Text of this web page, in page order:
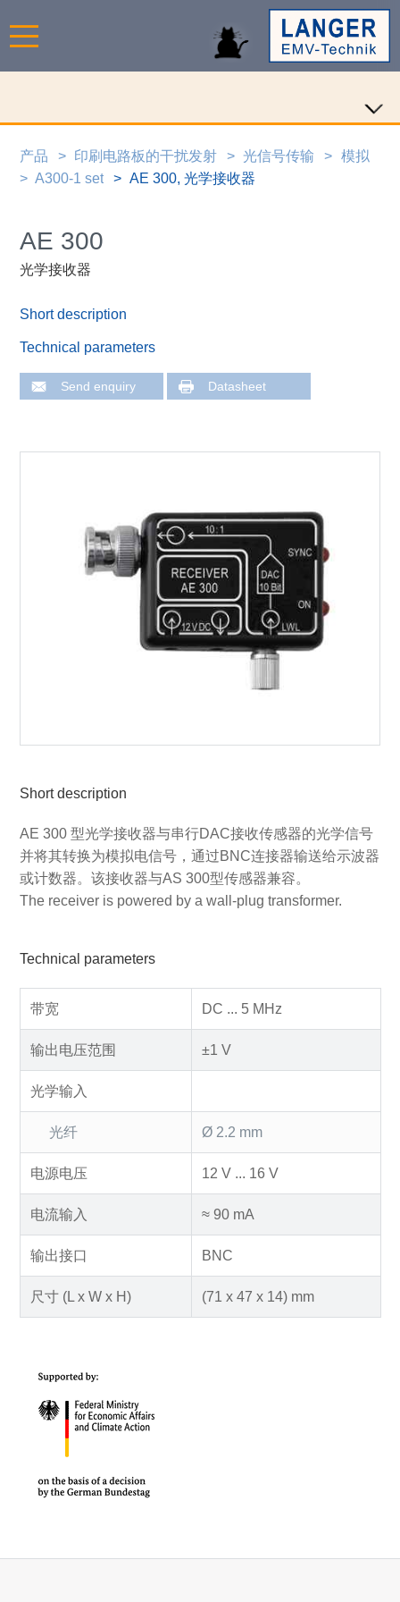
产品 印刷电路板的干扰发射 光信号传输
模拟
A300-1 set
AE 300, 光学接收器
AE 300
光学接收器
Short description
Technical parameters
Send enquiry Datasheet
Short description
AE 300 型光学接收器与串行DAC接收传感器的光学信号
并将其转换为模拟电信号，通过BNC连接器输送给示波器
或计数器。该接收器与AS 300型传感器兼容。
The receiver is powered by a wall-plug transformer.
Technical parameters
带宽 DC ... 5 MHz
输出电压范围 ±1 V
光学输入
光纤 Ø 2.2 mm
电源电压 12 V ... 16 V
电流输入 ≈ 90 mA
输出接口 BNC
尺寸 (L x W x H) (71 x 47 x 14) mm